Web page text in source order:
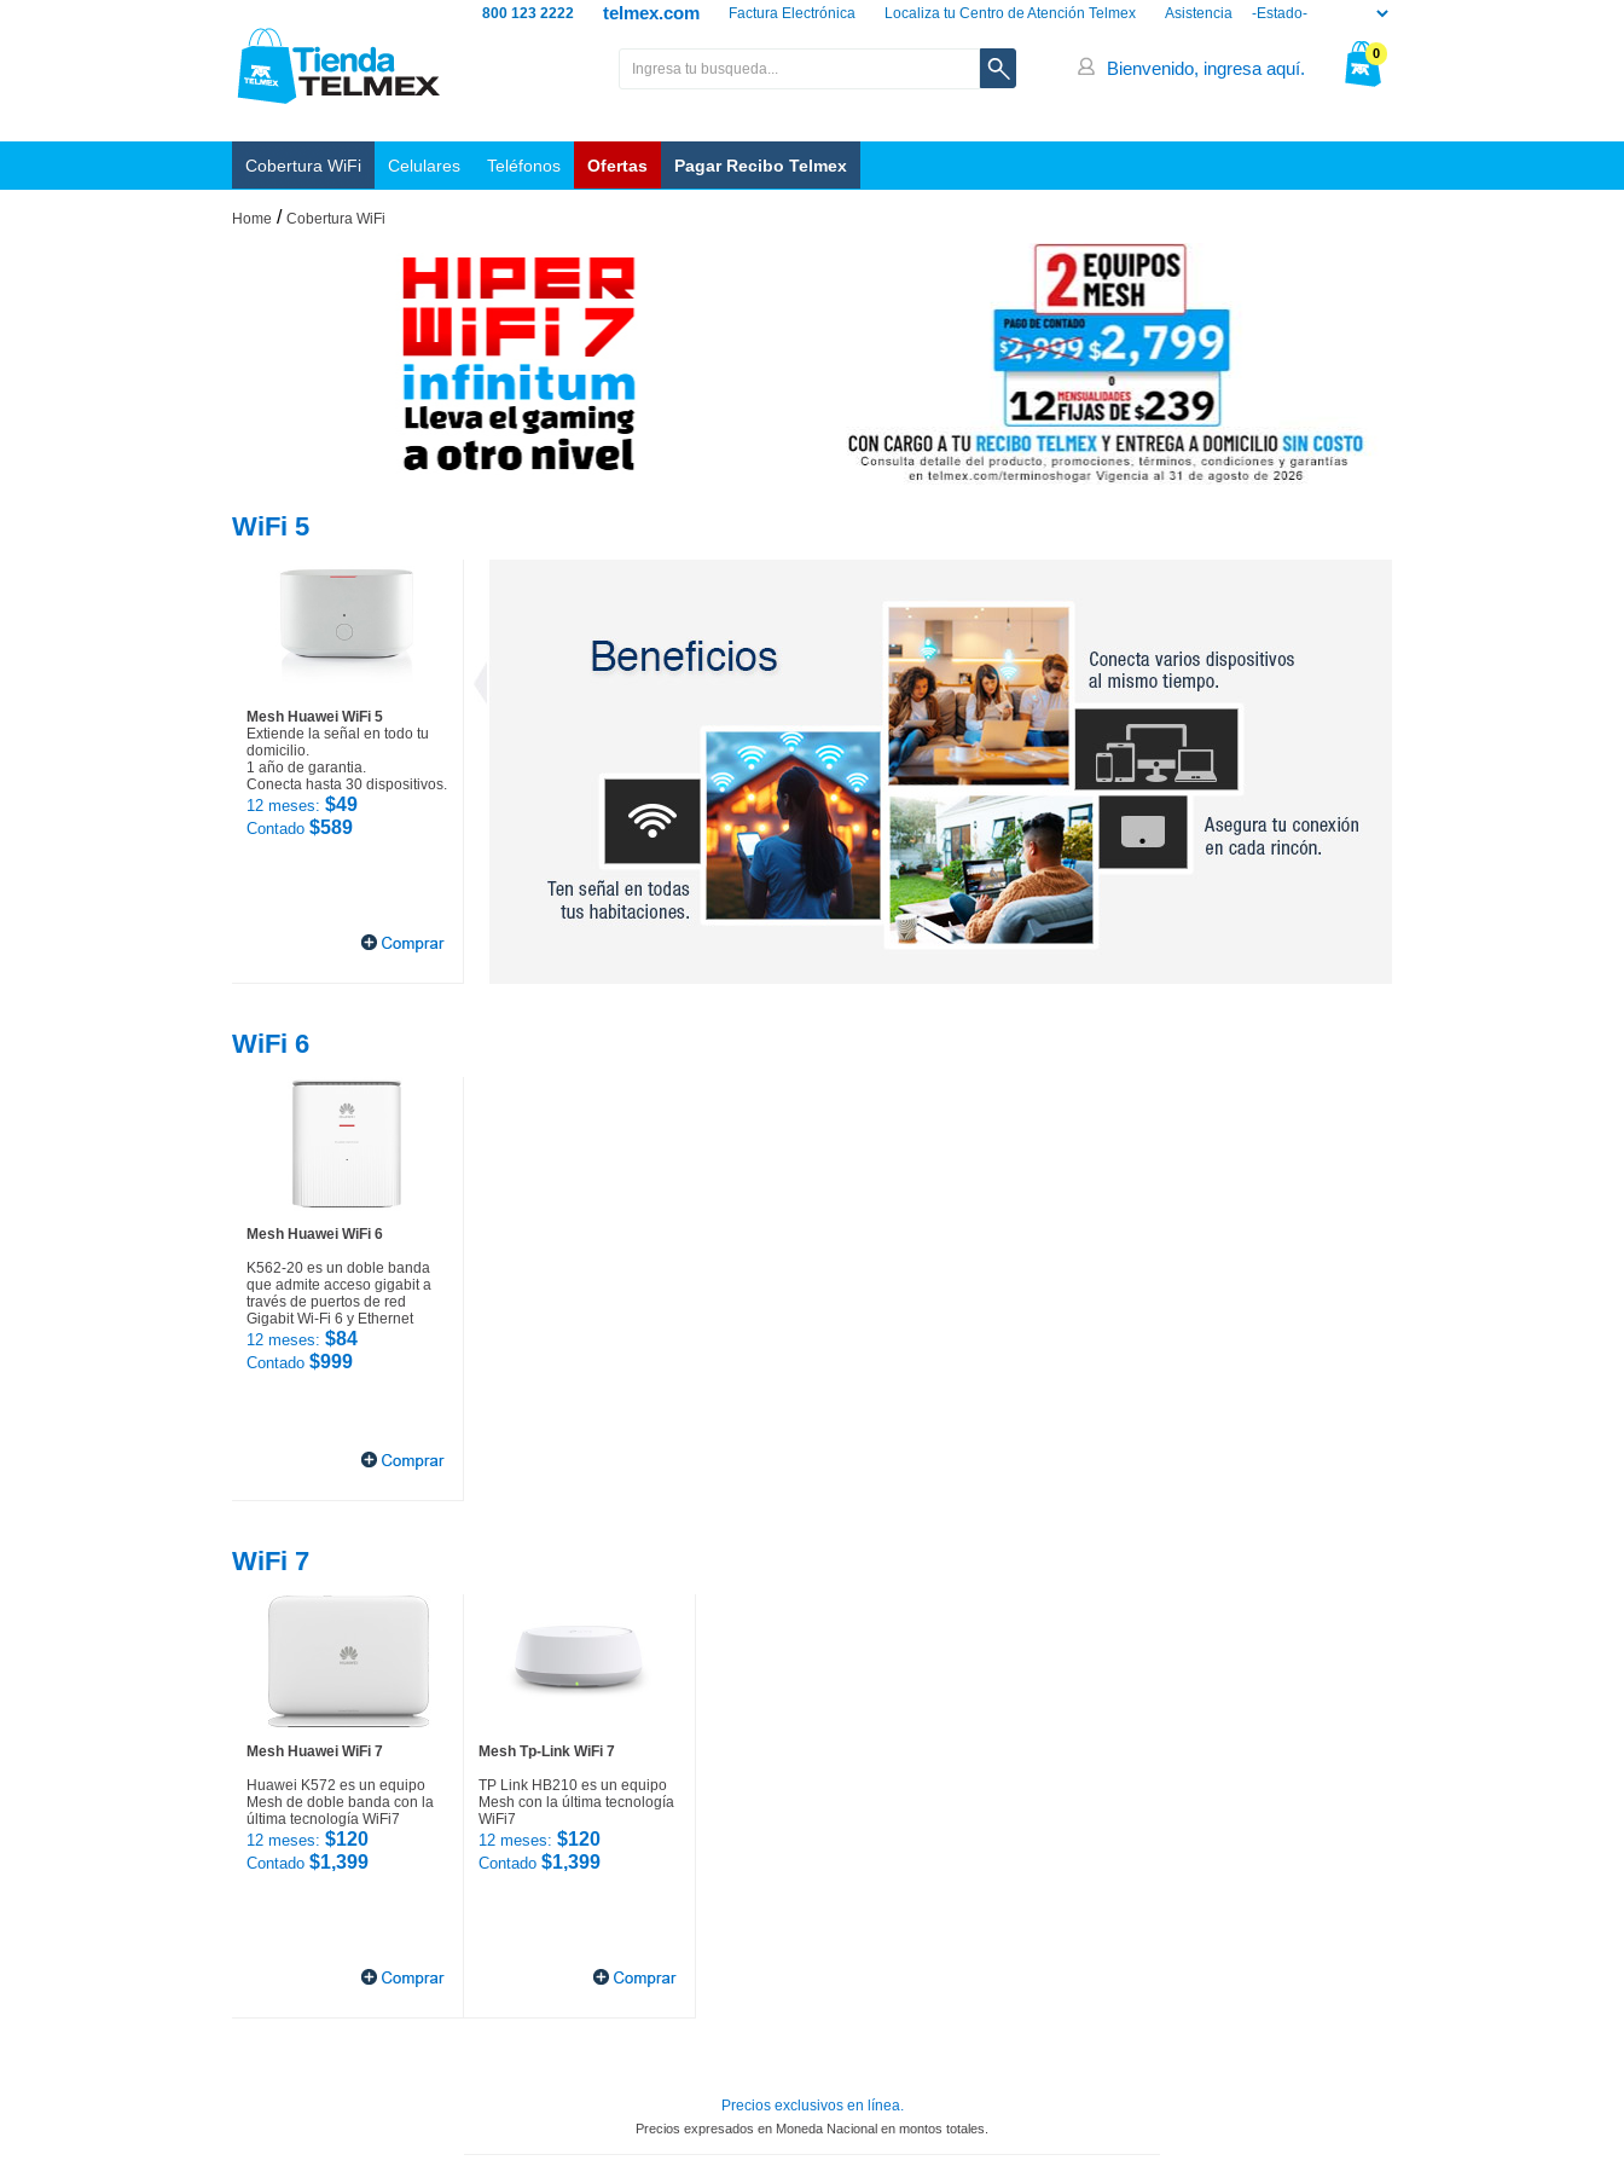
Asistencia
Localiza tu Centro de Atención Telmex
Factura Electrónica
telmex.com
800 123 2222
0
Bienvenido, ingresa aquí.
Cobertura WiFi Celulares Teléfonos Ofertas Pagar Recibo Telmex
Home / Cobertura WiFi
WiFi 5
Mesh Huawei WiFi 5
Extiende la señal en todo tu
domicilio.
1 año de garantia.
Conecta hasta 30 dispositivos.
12 meses: $49
Contado $589
WiFi 6
Mesh Huawei WiFi 6
K562-20 es un doble banda
que admite acceso gigabit a
través de puertos de red
Gigabit Wi-Fi 6 y Ethernet
12 meses: $84
Contado $999
WiFi 7
Mesh Huawei WiFi 7
Huawei K572 es un equipo
Mesh de doble banda con la
última tecnología WiFi7
12 meses: $120
Contado $1,399
Mesh Tp-Link WiFi 7
TP Link HB210 es un equipo
Mesh con la última tecnología
WiFi7
12 meses: $120
Contado $1,399
Precios exclusivos en línea.
Precios expresados en Moneda Nacional en montos totales.